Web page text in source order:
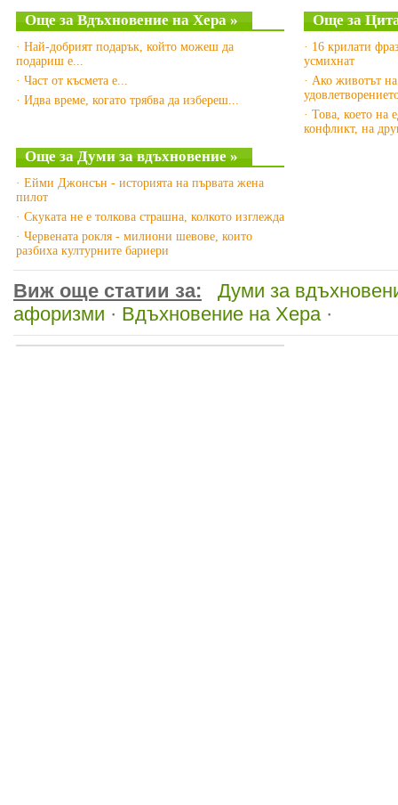
Още за Вдъхновение на Хера »
· Най-добрият подарък, който можеш да
подариш е...
· Част от късмета е...
· Идва време, когато трябва да избереш...
Още за
· 16 крилати
усмихнат
· Ако животът
· Това, което на
конфликт, на
Още за Думи за вдъхновение »
· Ейми Джонсън - историята на първата жена
пилот
· Скуката не е толкова страшна, колкото изглежда
· Червената рокля - милиони шевове, които
разбиха културните бариери
Виж още статии за:
Думи за
афоризми · Вдъхновение на Хера·